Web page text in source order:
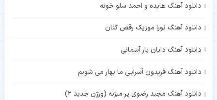
دانلود آهنگ هایده و احمد سلو خونه
دانلود آهنگ نورا موزیک رقص کنان
دانلود آهنگ دایان یار آسمانی
دانلود آهنگ فریدون آسرایی ما بهار می شویم
دانلود آهنگ مجید رضوی پر میزنه (ورژن جدید 2)